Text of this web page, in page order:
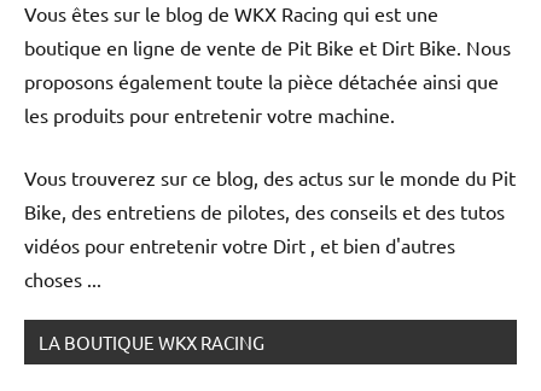
Suivez-nous !
Vous êtes sur le blog de WKX Racing qui est une
boutique en ligne de vente de Pit Bike et Dirt Bike. Nous
proposons également toute la pièce détachée ainsi que
les produits pour entretenir votre machine.
Vous trouverez sur ce blog, des actus sur le monde du Pit
Bike, des entretiens de pilotes, des conseils et des tutos
vidéos pour entretenir votre Dirt , et bien d'autres
choses ...
LA BOUTIQUE WKX RACING